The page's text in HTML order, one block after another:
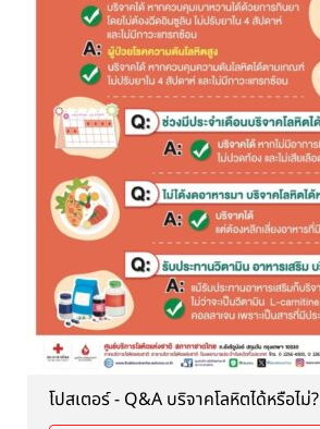
โปสเตอร์ - Q&A บริจาคโลหิตได้หรือไม่?